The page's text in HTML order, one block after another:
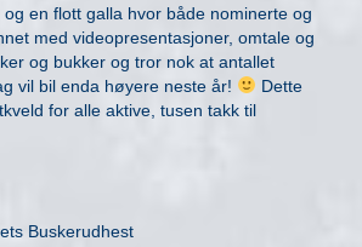
en flott galla hvor både nominerte og
med videopresentasjoner, omtale og
og bukker og tror nok at antallet
vil bil enda høyere neste år!
Dette
for alle aktive, tusen takk til